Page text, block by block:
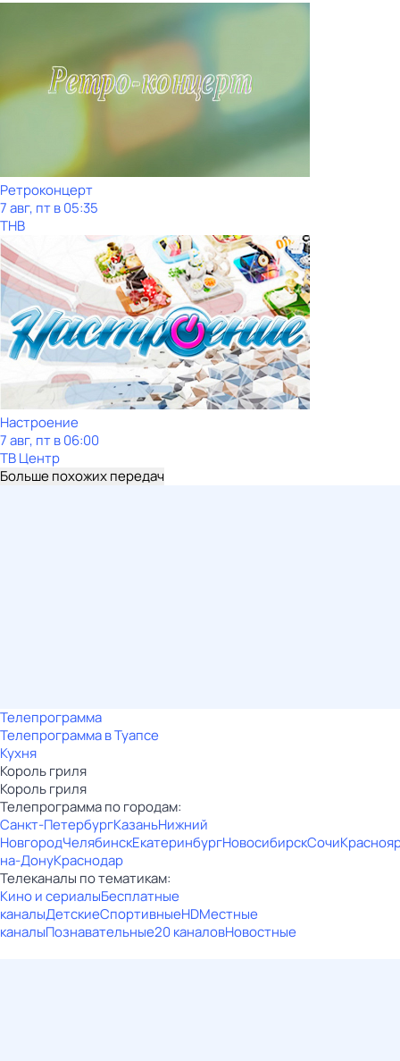
Ретроконцерт
7 авг, пт в 05:35
ТНВ
Настроение
7 авг, пт в 06:00
ТВ Центр
Больше похожих передач
Телепрограмма
Телепрограмма в Туапсе
Кухня
Король гриля
Король гриля
Телепрограмма по городам:
Санкт-ПетербургКазаньНижний
НовгородЧелябинскЕкатеринбургНовосибирскСочи
на-ДонуКраснодар
Телеканалы по тематикам:
Кино и сериалыБесплатные
каналыДетскиеСпортивныеHDМестные
каналыПознавательные20 каналовНовостные